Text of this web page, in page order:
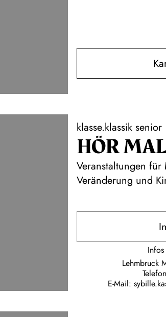
klasse.klassik senior
HÖR
Veranstaltungen
Veränderung und
Lehmbruck
E-Mail: